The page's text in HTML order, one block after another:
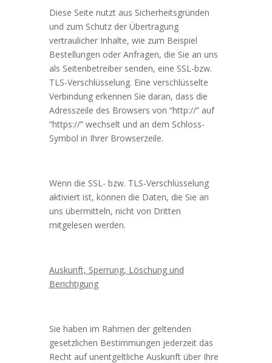
Diese Seite nutzt aus Sicherheitsgründen
und zum Schutz der Übertragung
vertraulicher Inhalte, wie zum Beispiel
Bestellungen oder Anfragen, die Sie an uns
als Seitenbetreiber senden, eine SSL-bzw.
TLS-Verschlüsselung. Eine verschlüsselte
Verbindung erkennen Sie daran, dass die
Adresszeile des Browsers von “http://” auf
“https://” wechselt und an dem Schloss-
Symbol in Ihrer Browserzeile.
Wenn die SSL- bzw. TLS-Verschlüsselung
aktiviert ist, können die Daten, die Sie an
uns übermitteln, nicht von Dritten
mitgelesen werden.
Auskunft, Sperrung, Löschung und
Berichtigung
Sie haben im Rahmen der geltenden
gesetzlichen Bestimmungen jederzeit das
Recht auf unentgeltliche Auskunft über Ihre